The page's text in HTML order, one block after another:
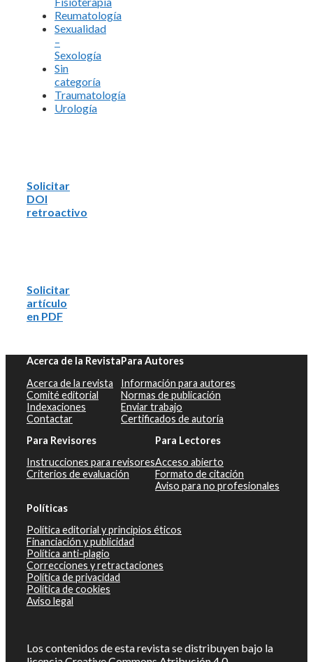
Reumatología
Sexualidad
–
Sexología
Sin
categoría
Traumatología
Urología
Solicitar
DOI
retroactivo
Solicitar
artículo
en PDF
Acerca de la Revista
Acerca de la revista
Comité editorial
Indexaciones
Contactar
Para Autores
Información para autores
Normas de publicación
Enviar trabajo
Certificados de autoría
Para Revisores
Instrucciones para revisores
Criterios de evaluación
Para Lectores
Acceso abierto
Formato de citación
Aviso para no profesionales
Políticas
Política editorial y principios éticos
Financiación y publicidad
Política anti-plagio
Correcciones y retractaciones
Política de privacidad
Política de cookies
Aviso legal
Los contenidos de esta revista se distribuyen bajo la